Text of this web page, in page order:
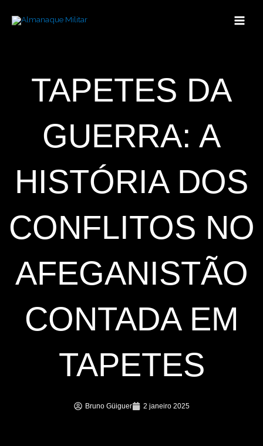
para
TAPETES DA
GUERRA: A
HISTÓRIA DOS
CONFLITOS NO
AFEGANISTÃO
CONTADA EM
TAPETES
Bruno Güiguer 2 janeiro 2025